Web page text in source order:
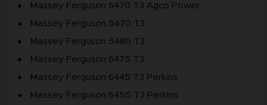
Massey Ferguson 6470 T3 Agco Power
Massey Ferguson 5470 T3
Massey Ferguson 5480 T3
Massey Ferguson 6475 T3
Massey Ferguson 6445 T3 Perkins
Massey Ferguson 6455 T3 Perkins